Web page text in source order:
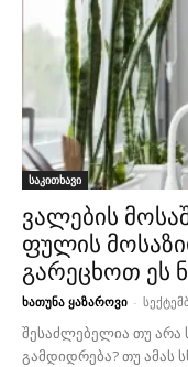
საკითხავი
ვალების
ფულის
გარეცხოთ ეს
ხათუნა ყაზაროვი -
შესაძლებელია თუ არა
გამდიდრება? თუ ამას